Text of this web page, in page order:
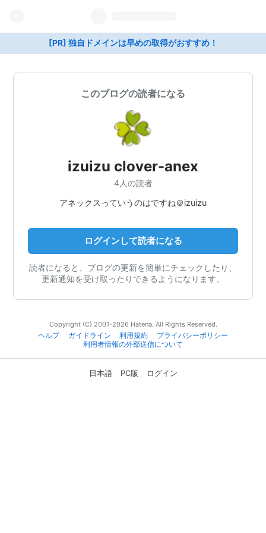
[PR] 独自ドメインは早めの取得がおすすめ！
このブログの読者になる
izuizu clover-anex
4人の読者
アネックスっていうのはですね＠izuizu
ログインして読者になる
読者になると、ブログの更新を簡単にチェックしたり、
更新通知を受け取ったりできるようになります。
Copyright (C) 2001-2026 Hatena. All Rights Reserved.
ヘルプ
ガイドライン 利用規約
プライバシーポリシー
利用者情報の外部送信について
日本語 PC版 ログイン